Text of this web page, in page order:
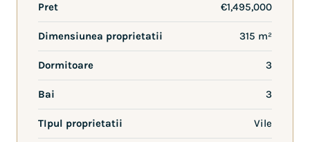
Pret €1,495,000
Dimensiunea proprietatii 315 m²
Dormitoare 3
Bai 3
TIpul proprietatii Vile